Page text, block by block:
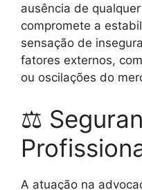
ausência de
compromete a
sensação de
fatores externos,
ou oscilações do
⚖
A atuação na